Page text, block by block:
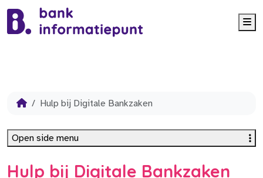
Hulp bij Digitale Bankzaken
Hulp bij Digitale Bankzaken
Open side menu